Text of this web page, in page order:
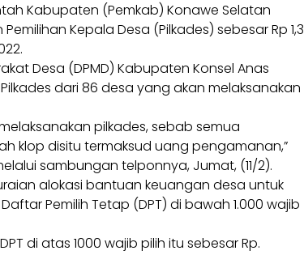
Kabupaten (Pemkab) Konawe Selatan
Kepala Desa (Pilkades) sebesar Rp 1,3
Desa (DPMD) Kabupaten Konsel Anas
dari 86 desa yang akan melaksanakan
pilkades, sebab semua
klop disitu termaksud uang pengamanan,”
sambungan telponnya, Jumat, (11/2).
alokasi bantuan keuangan desa untuk
Pemilih Tetap (DPT) di bawah 1.000 wajib
di atas 1000 wajib pilih itu sebesar Rp.